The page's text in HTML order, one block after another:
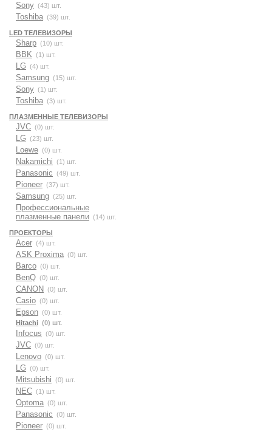
Sony (43) шт.
Toshiba (39) шт.
LED ТЕЛЕВИЗОРЫ
Sharp (10) шт.
BBK (1) шт.
LG (4) шт.
Samsung (15) шт.
Sony (1) шт.
Toshiba (3) шт.
ПЛАЗМЕННЫЕ ТЕЛЕВИЗОРЫ
JVC (0) шт.
LG (23) шт.
Loewe (0) шт.
Nakamichi (1) шт.
Panasonic (49) шт.
Pioneer (37) шт.
Samsung (25) шт.
Профессиональные
плазменные панели (14) шт.
ПРОЕКТОРЫ
Acer (4) шт.
ASK Proxima (0) шт.
Barco (0) шт.
BenQ (0) шт.
CANON (0) шт.
Casio (0) шт.
Epson (0) шт.
Hitachi (0) шт.
Infocus (0) шт.
JVC (0) шт.
Lenovo (0) шт.
LG (0) шт.
Mitsubishi (0) шт.
NEC (1) шт.
Optoma (0) шт.
Panasonic (0) шт.
Pioneer (0) шт.